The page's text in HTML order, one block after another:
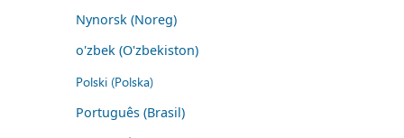
Nynorsk (Noreg)
o'zbek (O'zbekiston)
Polski (Polska)
Português (Brasil)